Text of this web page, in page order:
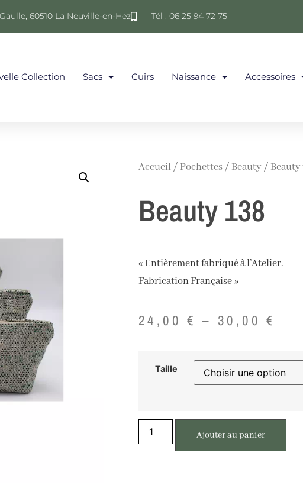
60510 La Neuville-en-Hez Tél : 06 25 94 72 75
Collection Sacs Cuirs Naissance Accessoires
Accueil / Pochettes / Beauty / Beauty
Beauty 138
« Entièrement fabriqué à l’Atelier.
Fabrication Française »
24,00€ – 30,00€
Taille
Ajouter au panier